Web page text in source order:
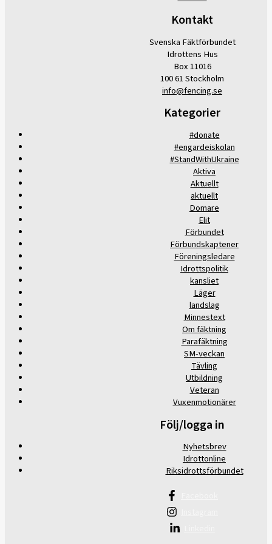
Kontakt
Svenska Fäktförbundet
Idrottens Hus
Box 11016
100 61 Stockholm
info@fencing.se
Kategorier
#donate
#engardeiskolan
#StandWithUkraine
Aktiva
Aktuellt
aktuellt
Domare
Elit
Förbundet
Förbundskaptener
Föreningsledare
Idrottspolitik
kansliet
Läger
landslag
Minnestext
Om fäktning
Parafäktning
SM-veckan
Tävling
Utbildning
Veteran
Vuxenmotionärer
Följ/logga in
Nyhetsbrev
Idrottonline
Riksidrottsförbundet